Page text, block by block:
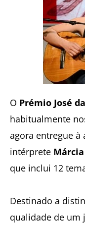
O Prémio José
habitualmente
agora entregue à
intérprete Márcia
que inclui 12
Destinado a
qualidade de um